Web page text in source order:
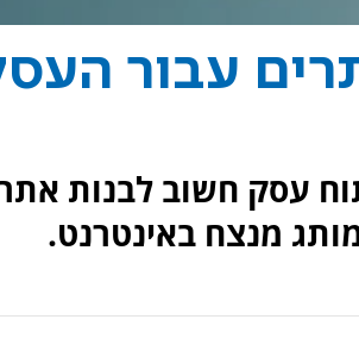
עבור
עסק חשוב לבנות
מנצח באינטרנט.